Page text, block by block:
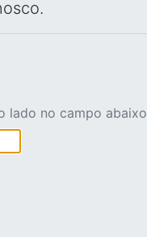
lado no campo abaixo